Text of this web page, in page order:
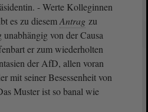
- Werte Kolleginnen
es zu diesemAntrag zu
von der Causa
er zum wiederholten
der AfD, allen voran
mit seiner Besessenheit von
Muster ist so banal wie